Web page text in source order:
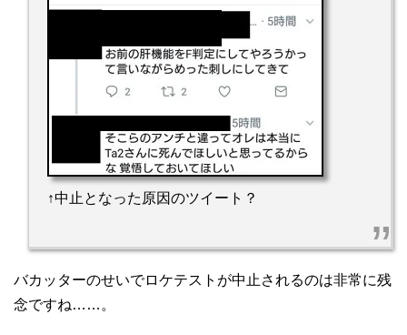
↑中止となった原因のツイート？
バカッターのせいでロケテストが中止されるのは非常に残
念ですね……。